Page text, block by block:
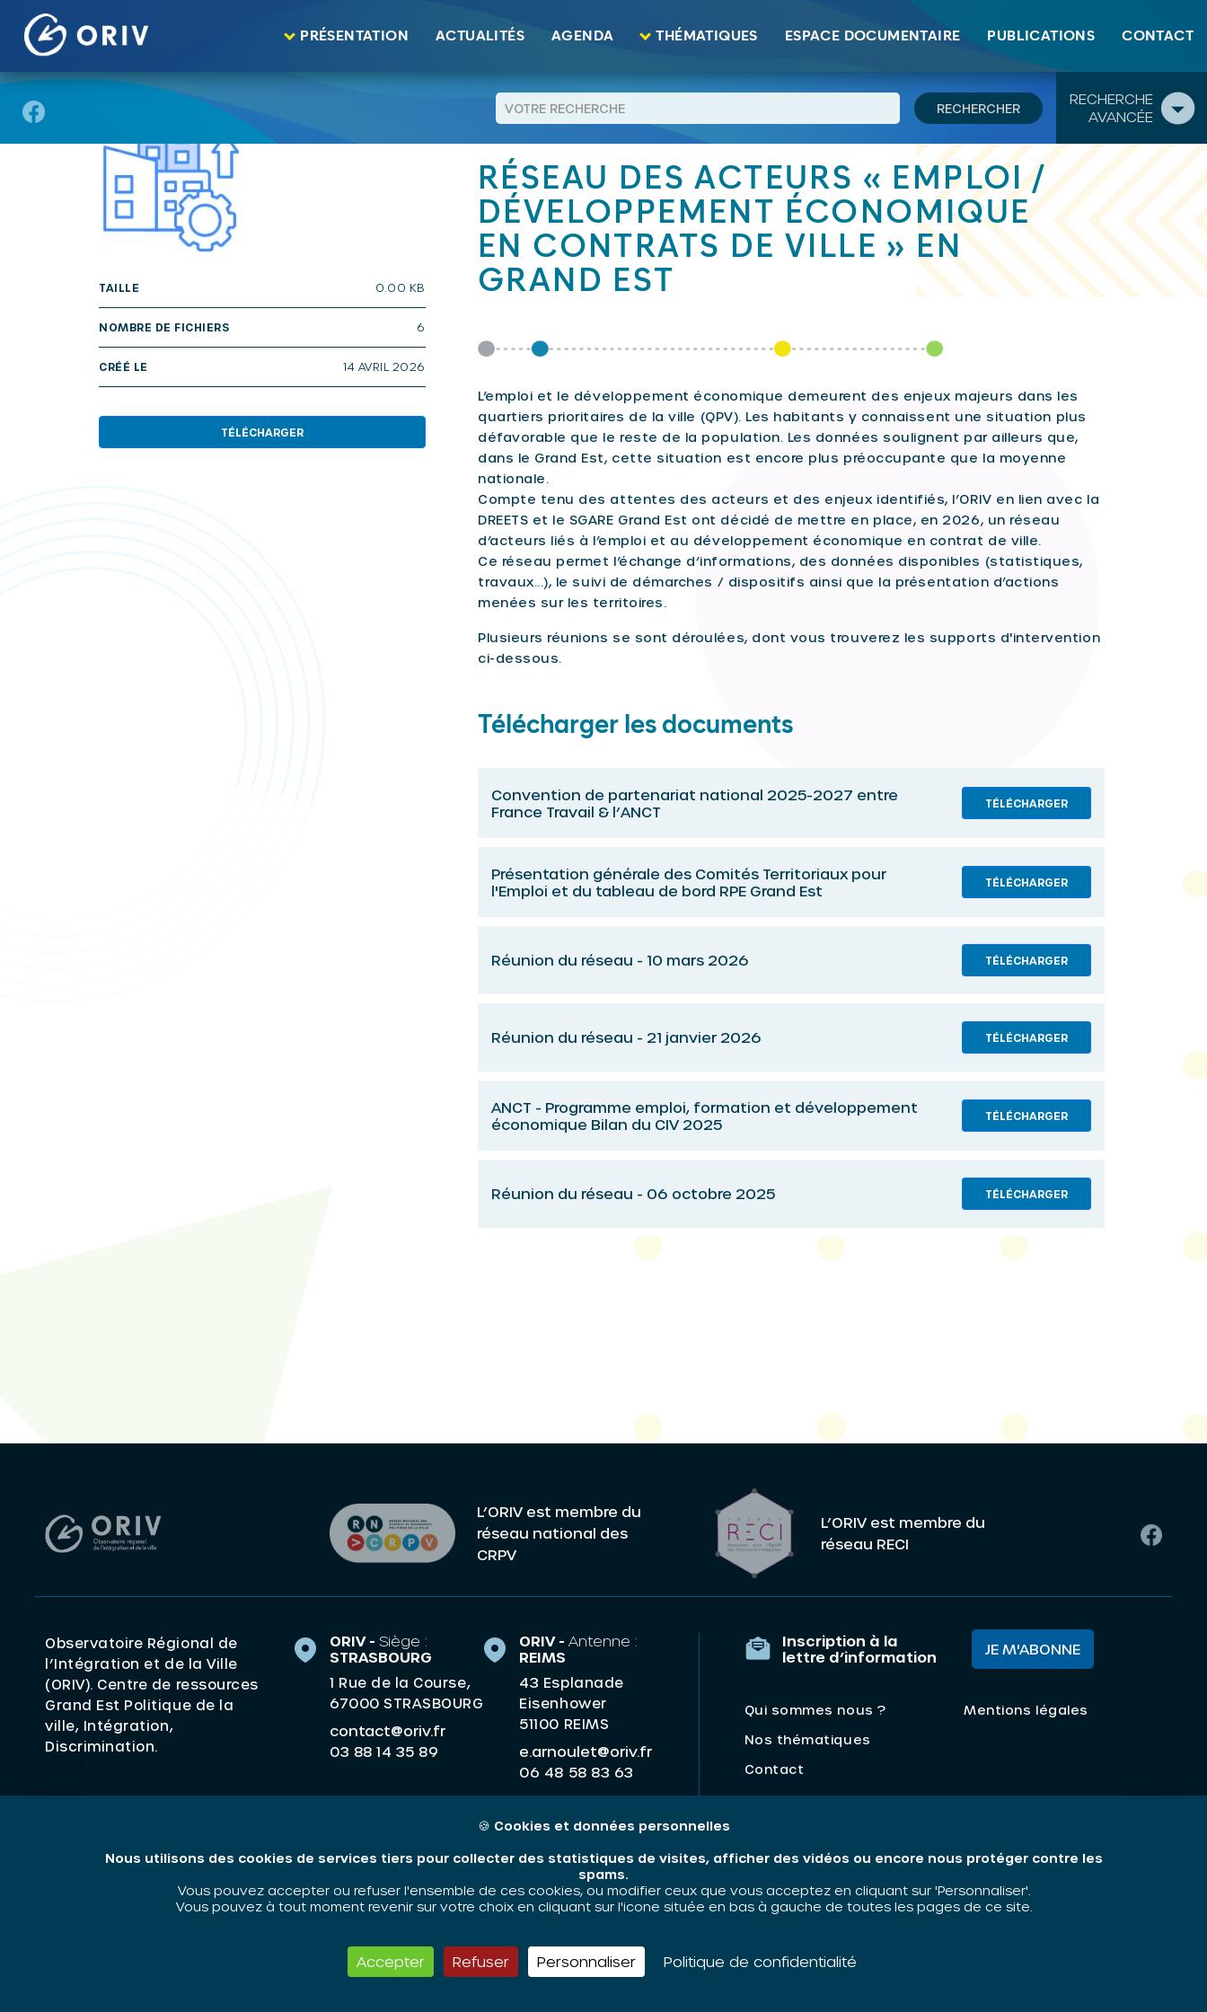
Aller au contenu PRÉSENTATION ACTUALITÉS AGENDA THÉMATIQUES ESPACE DOCUMENTAIRE PUBLICATIONS CONTACT
RECHERCHE
AVANCÉE
publications Réseau des acteurs "Emploi / Développement économique Contrats de ville" Grand Est
TAILLE 0.00 KB
NOMBRE DE FICHIERS 6
CRÉÉ LE 14 AVRIL 2026
TÉLÉCHARGER
RETOUR
RÉSEAU DES ACTEURS « EMPLOI /
DÉVELOPPEMENT ÉCONOMIQUE
EN CONTRATS DE VILLE » EN
GRAND EST
L’emploi et le développement économique demeurent des enjeux majeurs dans les
quartiers prioritaires de la ville (QPV). Les habitants y connaissent une situation plus
défavorable que le reste de la population. Les données soulignent par ailleurs que,
dans le Grand Est, cette situation est encore plus préoccupante que la moyenne
nationale.
Compte tenu des attentes des acteurs et des enjeux identifiés, l’ORIV en lien avec la
DREETS et le SGARE Grand Est ont décidé de mettre en place, en 2026, un réseau
d’acteurs liés à l’emploi et au développement économique en contrat de ville.
Ce réseau permet l’échange d’informations, des données disponibles (statistiques,
travaux...), le suivi de démarches / dispositifs ainsi que la présentation d’actions
menées sur les territoires.
Plusieurs réunions se sont déroulées, dont vous trouverez les supports d'intervention
ci-dessous.
Télécharger les documents
Convention de partenariat national 2025-2027 entre
France Travail & l’ANCT
TÉLÉCHARGER
Présentation générale des Comités Territoriaux pour
l'Emploi et du tableau de bord RPE Grand Est
TÉLÉCHARGER
Réunion du réseau - 10 mars 2026 TÉLÉCHARGER
Réunion du réseau - 21 janvier 2026 TÉLÉCHARGER
ANCT - Programme emploi, formation et développement
économique Bilan du CIV 2025
TÉLÉCHARGER
Réunion du réseau - 06 octobre 2025 TÉLÉCHARGER
L’ORIV est membre du
réseau national des
CRPV
L’ORIV est membre du
réseau RECI
Observatoire Régional de
l’Intégration et de la Ville
(ORIV). Centre de ressources
Grand Est Politique de la
ville, Intégration,
Discrimination.
ORIV - Siège :
STRASBOURG
1 Rue de la Course,
67000 STRASBOURG
contact@oriv.fr
03 88 14 35 89
ORIV -Antenne :
REIMS
43 Esplanade
Eisenhower
51100 REIMS
e.arnoulet@oriv.fr
06 48 58 83 63
Inscription à la
lettre d’information
JE M'ABONNE
Qui sommes nous ?
Nos thématiques
Contact
Mentions légales
Panneau de gestion des cookies
🍪 Cookies et données personnelles
Nous utilisons des cookies de services tiers pour collecter des statistiques de visites, afficher des vidéos ou encore nous protéger contre les
spams.
Vous pouvez accepter ou refuser l'ensemble de ces cookies, ou modifier ceux que vous acceptez en cliquant sur 'Personnaliser'.
Vous pouvez à tout moment revenir sur votre choix en cliquant sur l'icone située en bas à gauche de toutes les pages de ce site.
Accepter Refuser Personnaliser Politique de confidentialité